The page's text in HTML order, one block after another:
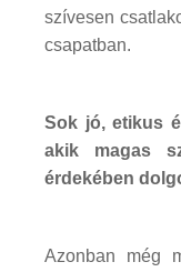
szívesen
csapatban.
Sok jó, etikus
akik magas
érdekében
Azonban még